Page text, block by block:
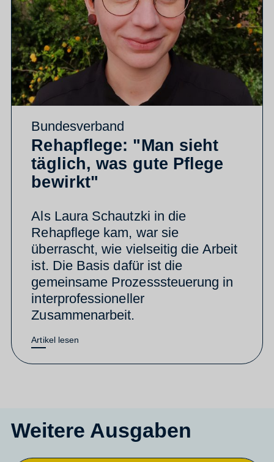
Bundesverband
Rehapflege: "Man sieht
täglich, was gute Pflege
bewirkt"
Als Laura Schautzki in die
Rehapflege kam, war sie
überrascht, wie vielseitig die Arbeit
ist. Die Basis dafür ist die
gemeinsame Prozesssteuerung in
interprofessioneller
Zusammenarbeit.
Artikel lesen
Weitere Ausgaben